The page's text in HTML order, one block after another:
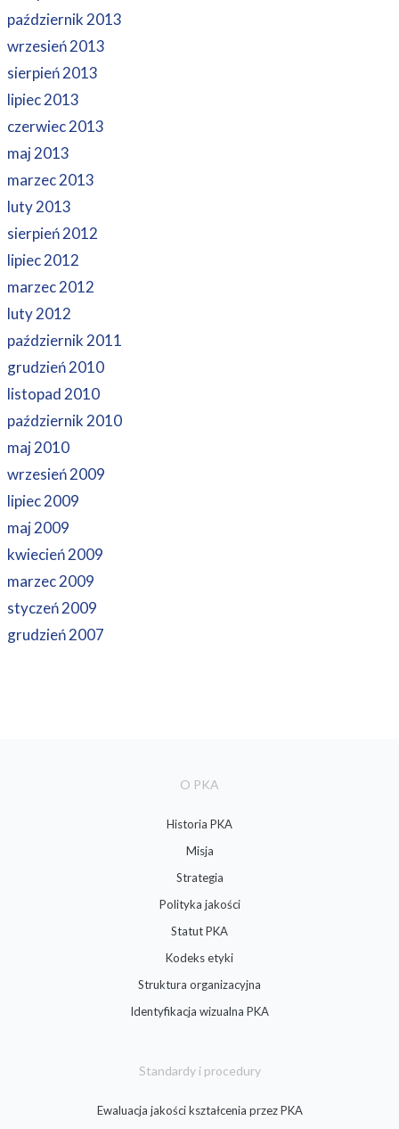
październik 2013
wrzesień 2013
sierpień 2013
lipiec 2013
czerwiec 2013
maj 2013
marzec 2013
luty 2013
sierpień 2012
lipiec 2012
marzec 2012
luty 2012
październik 2011
grudzień 2010
listopad 2010
październik 2010
maj 2010
wrzesień 2009
lipiec 2009
maj 2009
kwiecień 2009
marzec 2009
styczeń 2009
grudzień 2007
O PKA
Historia PKA
Misja
Strategia
Polityka jakości
Statut PKA
Kodeks etyki
Struktura organizacyjna
Identyfikacja wizualna PKA
Standardy i procedury
Ewaluacja jakości kształcenia przez PKA